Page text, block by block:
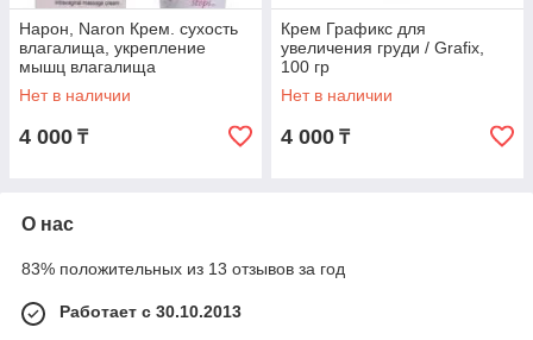
Нарон, Naron Крем. сухость
влагалища, укрепление
мышц влагалища
Нет в наличии
4 000 ₸
Крем Графикс для
увеличения груди / Grafix,
100 гр
Нет в наличии
4 000 ₸
О нас
83% положительных из 13 отзывов за год
Работает с 30.10.2013